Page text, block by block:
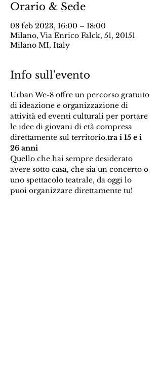
Orario & Sede
08 feb 2023, 16:00 – 18:00
Milano, Via Enrico Falck, 51, 20151
Milano MI, Italy
Info sull'evento
Urban We-8 offre un percorso gratuito
di ideazione e organizzazione di
attività ed eventi culturali per portare
le idee di giovani di età compresa
direttamente sul territorio.tra i 15 e i
26 anni
Quello che hai sempre desiderato
avere sotto casa, che sia un concerto o
uno spettacolo teatrale, da oggi lo
puoi organizzare direttamente tu!